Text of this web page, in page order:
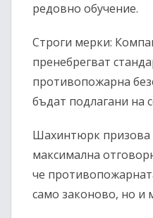
редовно обучение.
Строги мерки:
пренебрегват
противопожарна
бъдат подлагани на
Шахинтюрк призова
максимална
че
само законово, но и